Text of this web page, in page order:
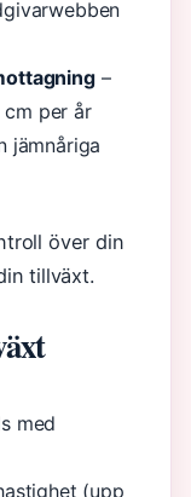
–
per år
jämnåriga
över din
tillväxt.
med
(upp